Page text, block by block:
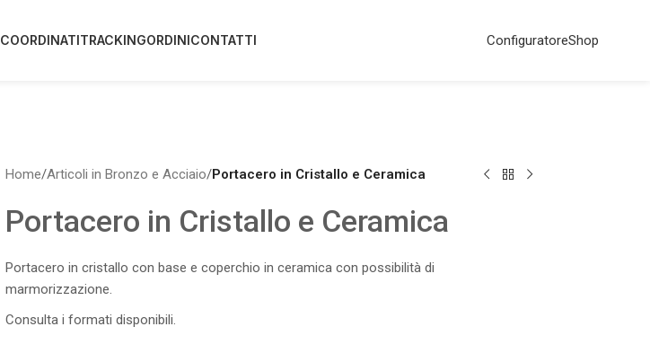
COORDINATITRACKINGORDINICONTATTI ConfiguratoreShop
Home/Articoli in Bronzo e Acciaio/Portacero in Cristallo e Ceramica
Portacero in Cristallo e Ceramica
Portacero in cristallo con base e coperchio in ceramica con possibilità di
marmorizzazione.
Consulta i formati disponibili.